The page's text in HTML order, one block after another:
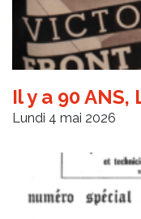
Il y a 90 ANS,
Lundi 4 mai 2026